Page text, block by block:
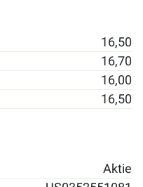
16,50
16,70
16,00
16,50
Aktie